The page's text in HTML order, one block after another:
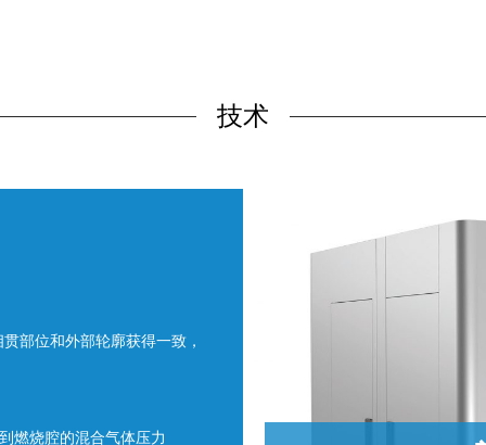
技术
部位和外部轮廓获得一致，
燃烧腔的混合气体压力